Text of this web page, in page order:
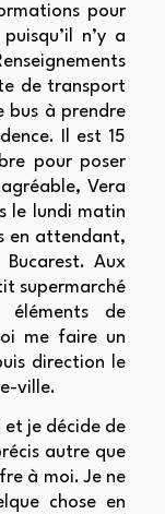
pour
n’y a
de transport
bus à prendre
Il est 15
pour poser
Vera
le lundi matin
en attendant,
Aux
supermarché
de
me faire un
direction le
ville.
et je décide de
autre que
à moi. Je ne
chose en